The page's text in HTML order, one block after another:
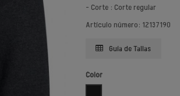
- Corte : Corte regular
Artículo número: 12137190
Guía de Tallas
Color